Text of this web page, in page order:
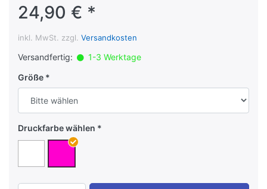
24,90 € *
inkl. MwSt. zzgl. Versandkosten
Versandfertig:
1-3 Werktage
Größe
Druckfarbe wählen